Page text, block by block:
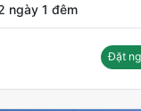
ngày 1 đêm
Đặt